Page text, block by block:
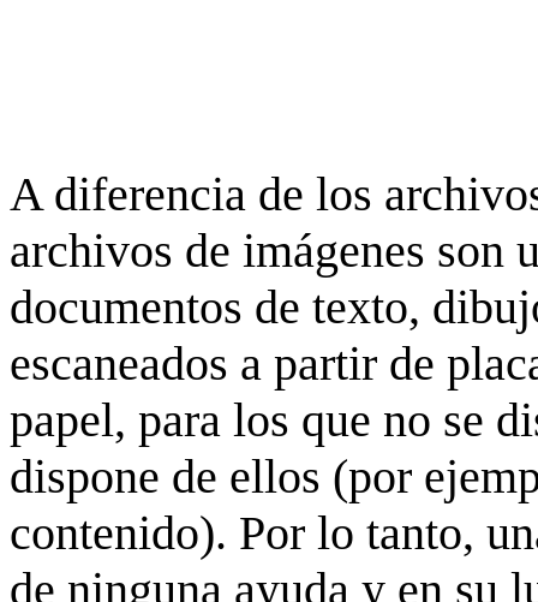
A diferencia de los
archivos de imágenes son
documentos de texto,
escaneados a partir de
papel, para los que no se
dispone de ellos (por
contenido). Por lo tanto,
de ninguna ayuda y en su